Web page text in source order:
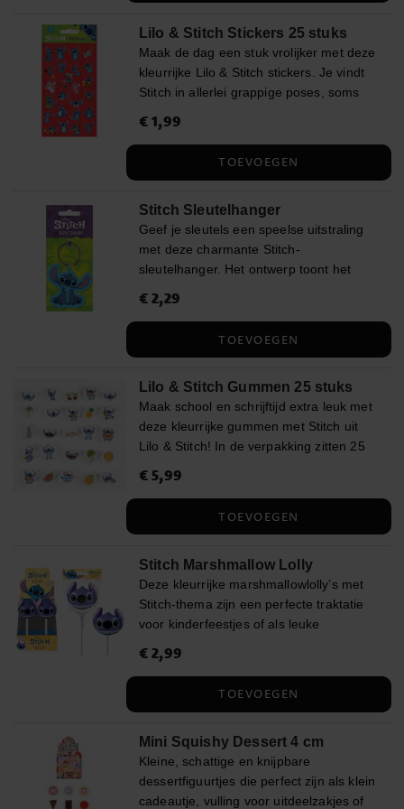
ett ark ✔️ Återanvändbara och lätta att
fästa ✔️ Officiellt licensierad Disney
produkt
Lilo & Stitch Stickers 25 stuks
Maak de dag een stuk vrolijker met deze
kleurrijke Lilo & Stitch stickers. Je vindt
Stitch in allerlei grappige poses, soms
gitaar, net zo ondeugend en schattig als
verschillende stickers op één vel ✔️
Herbruikbaar en makkelijk aan te
brengen ✔️ Officieel gelicentieerd
Disneyproduct
Prijs:€ 1,99
€ 1,99
TOEVOEGEN
Stitch Sleutelhanger
Geef je sleutels een speelse uitstraling
met deze charmante Stitch-
sleutelhanger. Het ontwerp toont het
Stitch in zijn klassieke houding met grote
leuke toevoeging aan je sleutelbos of
voor alle Stitch-fans. ✔️ Gemaakt van
stevig rubber ✔️ Met Stitch uit Lilo &
Stitch ✔️ Officieel gelicentieerd Disney-
product
Prijs:€ 2,29
€ 2,29
TOEVOEGEN
Lilo & Stitch Gummen 25 stuks
Maak school en schrijftijd extra leuk met
deze kleurrijke gummen met Stitch uit
Lilo & Stitch! In de verpakking zitten 25
waarop Stitch te zien is in zomerse en
op school, thuis op het bureau of als leuk
gummen in verschillende designs ✔️
Afmeting per gum: ca. 2,3 x 3 x 2,4 cm
✔️ Officieel gelicentieerd product
Prijs:€ 5,99
€ 5,99
TOEVOEGEN
Stitch Marshmallow Lolly
Deze kleurrijke marshmallowlolly’s met
Stitch-thema zijn een perfecte traktatie
voor kinderfeestjes of als leuke
als grote Stitch-fans! De lolly’s worden
maïszetmeel, aroma’s, aardbeien,
kleurstoffen: E162, E162a, E153,
spirulina-extract. Voedingswaarde per
100 g: Energie 1636 kJ / 391 kcal, vet
Prijs:€ 2,99
€ 2,99
TOEVOEGEN
Mini Squishy Dessert 4 cm
Kleine, schattige en knijpbare
dessertfiguurtjes die perfect zijn als klein
cadeautje, vulling voor uitdeelzakjes of